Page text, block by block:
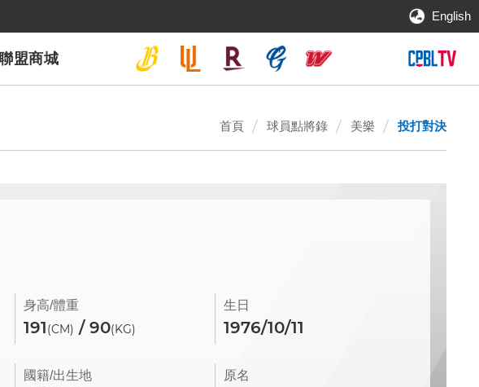
English
盟商城
首頁 球員點將錄 美樂 投打對決
身高/體重
191(CM) / 90(KG)
生日
1976/10/11
國籍/出生地 原名